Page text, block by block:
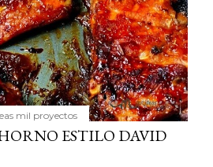
mil proyectos
ESTILO DAVID